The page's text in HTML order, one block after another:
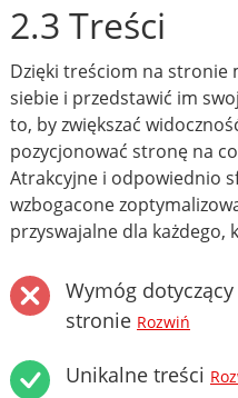
2.3 Treści
Dzięki treściom na stronie
siebie i przedstawić im
to, by zwiększać
pozycjonować stronę na
Atrakcyjne i odpowiednio
wzbogacone
przyswajalne dla każdego,
Wymóg
stronie Rozwiń
Unikalne treści